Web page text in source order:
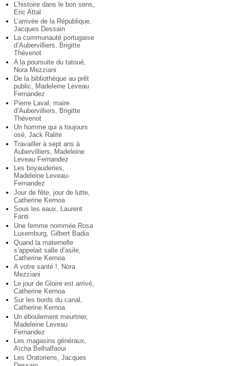
L’histoire dans le bon sens,
Eric Attal
L’arrivée de la République,
Jacques Dessain
La communauté portugaise
d’Aubervilliers, Brigitte
Thévenot
A la poursuite du tatoué,
Nora Mezziani
De la bibliothèque au prêt
public, Madeleine Leveau
Fernandez
Pierre Laval, maire
d’Aubervilliers, Brigitte
Thévenot
Un homme qui a toujours
osé, Jack Ralite
Travailler à sept ans à
Aubervilliers, Madeleine
Leveau Fernandez
Les boyauderies,
Madeleine Leveau-
Fernandez
Jour de fête, jour de lutte,
Catherine Kernoa
Sous les eaux, Laurent
Fanti
Une femme nommée Rosa
Luxemburg, Gilbert Badia
Quand la maternelle
s’appelait salle d’asile,
Catherine Kernoa
A votre santé !, Nora
Mezziani
Le jour de Gloire est arrivé,
Catherine Kernoa
Sur les bords du canal,
Catherine Kernoa
Un éboulement meurtrier,
Madeleine Leveau
Fernandez
Les magasins généraux,
Aïcha Belhalfaoui
Les Oratoriens, Jacques